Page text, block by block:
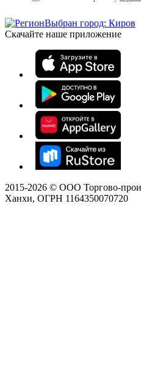
Выбран город: Киров
Скачайте наше приложение
2015-2026 © ООО Торгово-
Ханхи, ОГРН 1164350070720